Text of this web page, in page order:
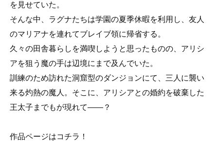
を見せていた。
そんな中、ラグナたちは学園の夏季休暇を利用し、友人
のマリアナを連れてブレイブ領に帰省する。
久々の田舎暮らしを満喫しようと思ったものの、アリシ
アを狙う魔の手は辺境にまで及んでいた。
訓練のため訪れた洞窟型のダンジョンにて、三人に襲い
来る灼熱の魔人。そこに、アリシアとの婚約を破棄した
王太子までもが現れて――？
作品ページはコチラ！